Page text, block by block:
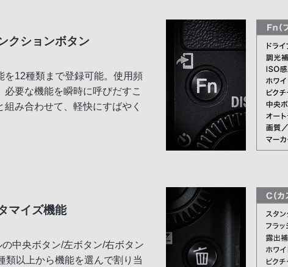
クションボタン
を12種類まで登録可能。使用頻
要な機能を瞬時に呼びだすこ
み合わせて、軽快にすばやく
マイズ機能
中央ボタン/左ボタン/右ボタン
類以上から機能を選んで割り当